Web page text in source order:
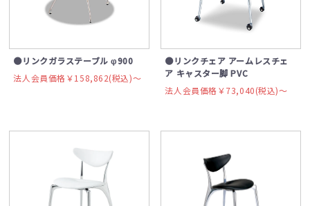
●リンクガラステーブル φ900
法人会員価格￥158,862(税込)〜
●リンクチェア アームレスチェ
ア キャスター脚 PVC
法人会員価格￥73,040(税込)〜